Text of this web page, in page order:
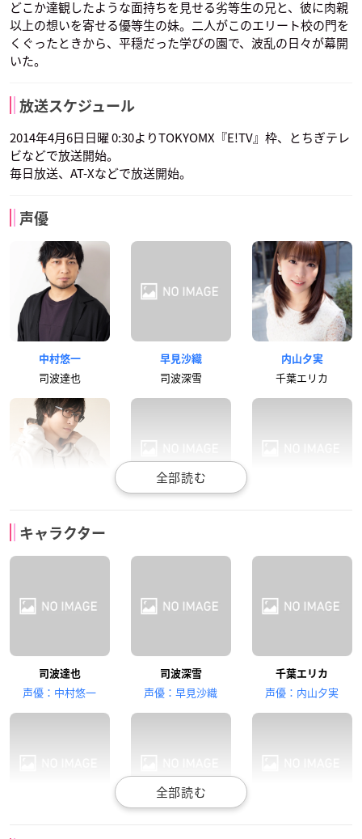
どこか達観したような面持ちを見せる劣等生の兄と、彼に肉親
以上の想いを寄せる優等生の妹。二人がこのエリート校の門を
くぐったときから、平穏だった学びの園で、波乱の日々が幕開
いた。
放送スケジュール
2014年4月6日日曜 0:30よりTOKYOMX『E!TV』枠、とちぎテレ
ビなどで放送開始。
毎日放送、AT-Xなどで放送開始。
声優
中村悠一
司波達也
早見沙織
司波深雪
内山夕実
千葉エリカ
西城レオンハルト
雨宮天
光井ほのか
巽悠衣子
北山雫
井上麻里奈
渡辺摩利
キャラクター
司波達也
声優：中村悠一
司波深雪
声優：早見沙織
千葉エリカ
声優：内山夕実